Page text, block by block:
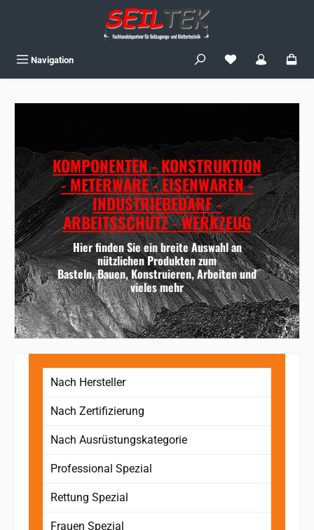
Navigation Du hast 0
KOMPONENTEN - KONSTRUKTION
- METERWARE - EISENWAREN -
INDUSTRIEBEDARF -
ARBEITSSCHUTZ - WERKZEUG
Hier finden Sie ein breite Auswahl an
nützlichen Produkten zum
Basteln, Bauen, Konstruieren, Arbeiten und
vieles mehr
Nach Hersteller
Nach Zertifizierung
Nach Ausrüstungskategorie
Professional Spezial
Rettung Spezial
Frauen Spezial